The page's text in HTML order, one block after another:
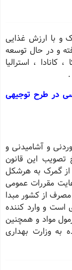
و با ارزش غذایی
و در حال توسعه
کانادا ، استرالیا
.
در طرح توجیهی
16 قانون مواد خوردنی و آشامیدنی و
تاریخ تصویب این قانون
از گمرک به هرشکل
مقررات عمومی
مصرف از کشور مبدا
است و وارد کننده
مواد و همچنین
به وزارت بهداری